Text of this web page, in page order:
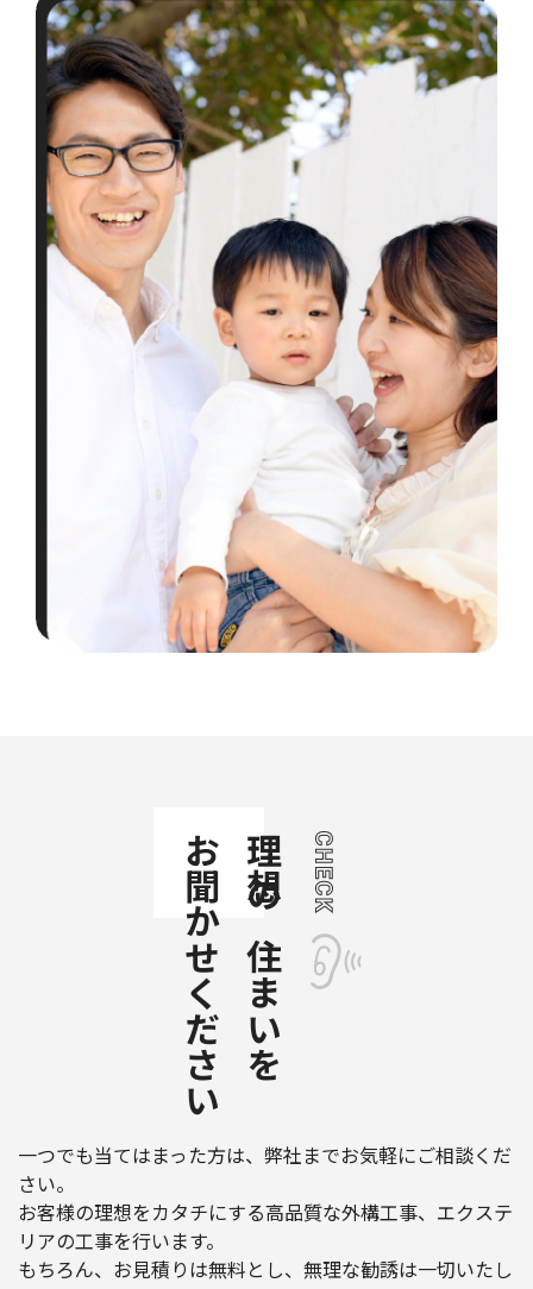
理想の住まいを
お聞かせください
一つでも当てはまった方は、弊社までお気軽にご相談くだ
さい。
お客様の理想をカタチにする高品質な外構工事、エクステ
リアの工事を行います。
もちろん、お見積りは無料とし、無理な勧誘は一切いたし